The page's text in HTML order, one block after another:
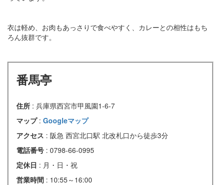
衣は軽め、お肉もあっさりで食べやすく、​カレーとの相性はもち
ろん抜群です。
番馬亭
住所 : 兵庫県西宮市甲風園1-6-7
マップ : Googleマップ
アクセス : 阪急 西宮北口駅 北改札口から徒歩3分
電話番号 : 0798-66-0995
定休日 : 月・日・祝
営業時間 : 10:55～16:00